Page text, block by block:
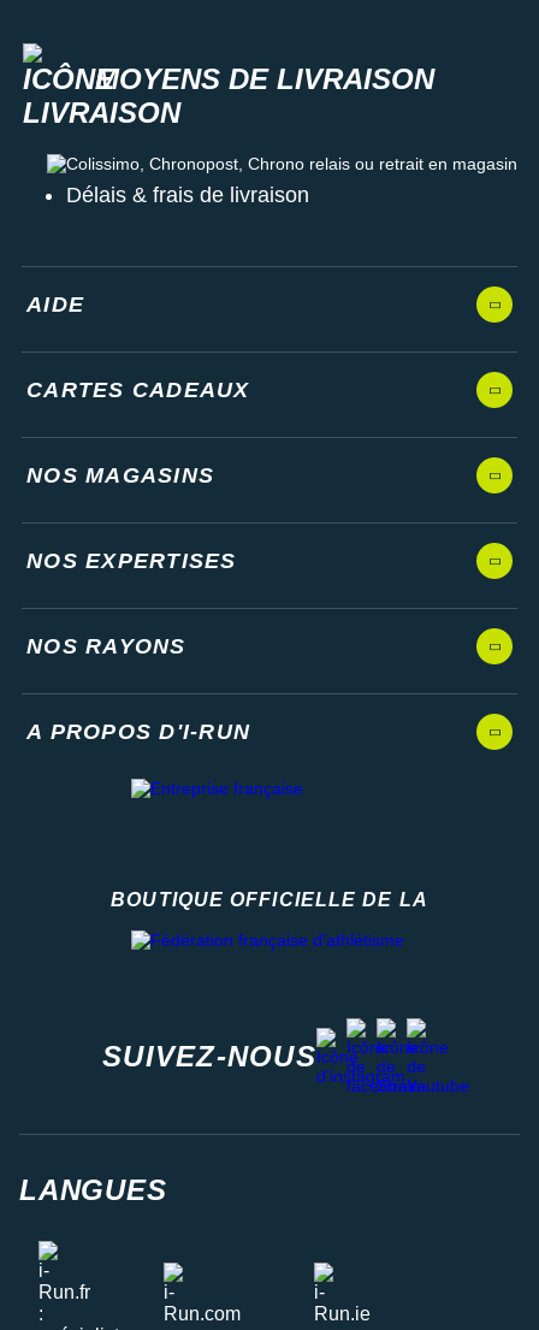
MOYENS DE LIVRAISON
Colissimo, Chronopost, Chrono relais ou retrait en magasin
Délais & frais de livraison
AIDE
CARTES CADEAUX
NOS MAGASINS
NOS EXPERTISES
NOS RAYONS
A PROPOS D'I-RUN
BOUTIQUE OFFICIELLE DE LA
SUIVEZ-NOUS
instagram
facebook
stravayoutube
LANGUES